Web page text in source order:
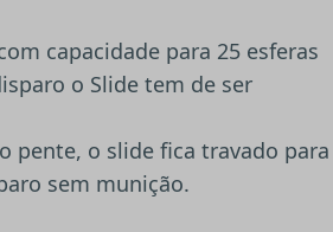
capacidade para 25 esferas
o Slide tem de ser
pente, o slide fica travado para
sem munição.